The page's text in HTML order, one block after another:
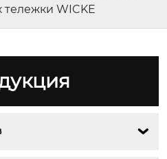
тележки WICKE
